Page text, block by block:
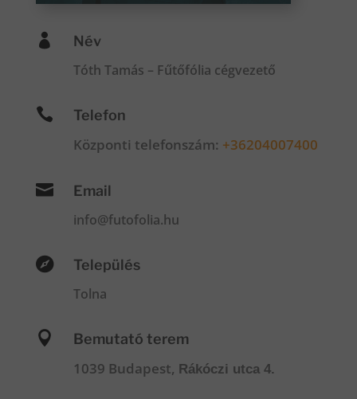
 Név
Tóth Tamás – Fűtőfólia cégvezető
 Telefon
Központi telefonszám: +36204007400
 Email
info@futofolia.hu
 Település
Tolna
 Bemutató terem
1039 Budapest, Rákóczi utca 4.